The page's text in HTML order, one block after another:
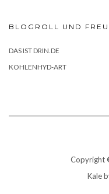
BLOGROLL UND
DAS IST DRIN.DE
KOHLENHYD-ART
Copyright
Kale